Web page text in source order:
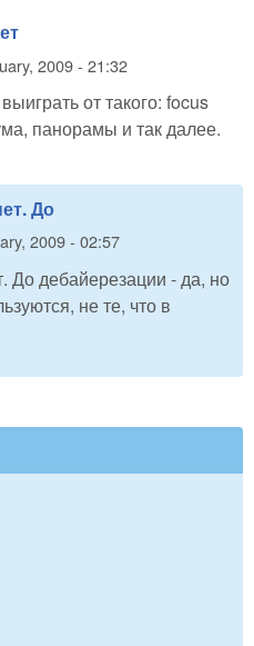
2009 - 21:32
от такого: focus
панорамы и так далее.
До
2009 - 02:57
До дебайерезации - да, но
не те, что в